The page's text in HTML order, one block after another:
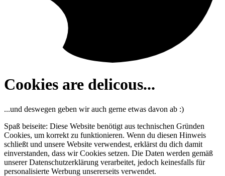
Cookies are delicous...
...und deswegen geben wir auch gerne etwas davon ab :)
Spaß beiseite: Diese Website benötigt aus technischen Gründen
Cookies, um korrekt zu funktionieren. Wenn du diesen Hinweis
schließt und unsere Website verwendest, erklärst du dich damit
einverstanden, dass wir Cookies setzen. Die Daten werden gemäß
unserer Datenschutzerklärung verarbeitet, jedoch keinesfalls für
personalisierte Werbung unsererseits verwendet.